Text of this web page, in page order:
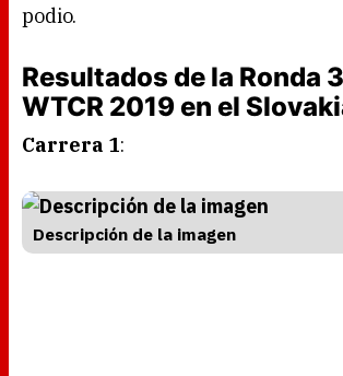
podio.
Resultados de la Ronda
WTCR 2019 en el
Carrera 1:
Descripción de la imagen